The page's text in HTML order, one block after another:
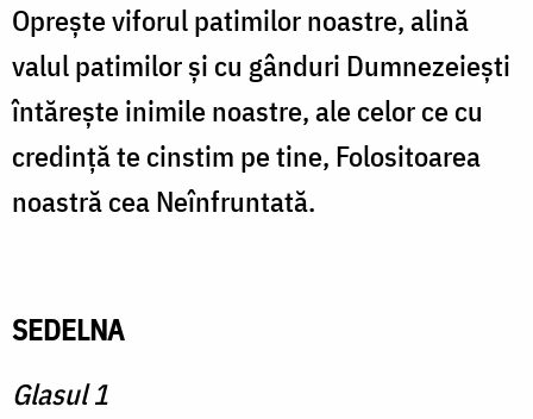
Opreşte viforul patimilor noastre, alină
valul patimilor şi cu gânduri Dumnezeieşti
întăreşte inimile noastre, ale celor ce cu
credinţă te cinstim pe tine, Folositoarea
noastră cea Neînfruntată.
SEDELNA
Glasul 1